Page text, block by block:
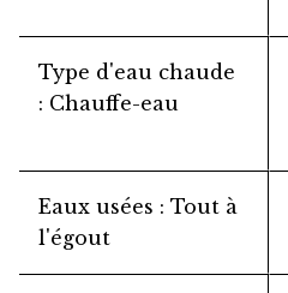
Type d'eau chaude
Chauffe-eau
Eaux usées
Tout à
l'égout